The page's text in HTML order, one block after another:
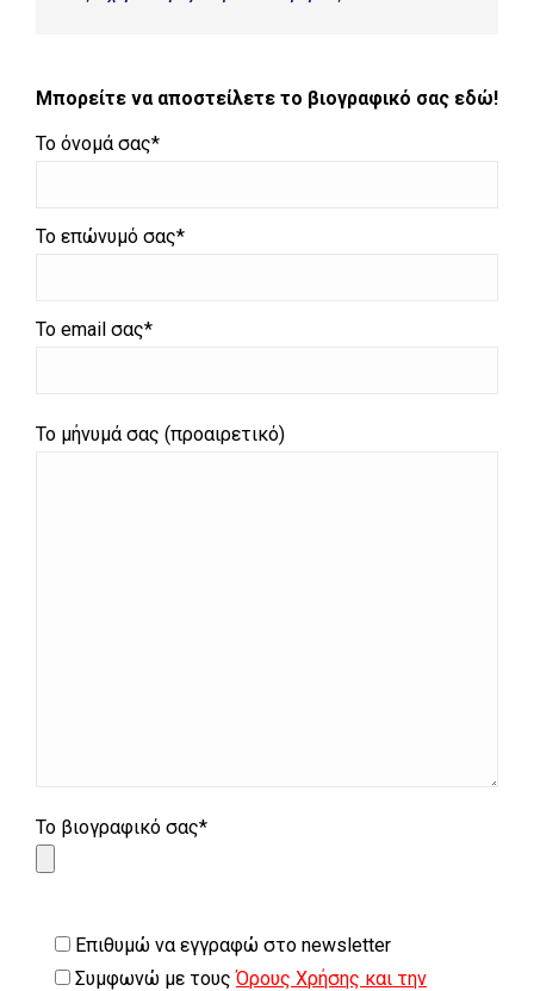
Μπορείτε να αποστείλετε το βιογραφικό σας εδώ!
Το όνομά σας*
Το επώνυμό σας*
Το email σας*
Το μήνυμά σας (προαιρετικό)
Το βιογραφικό σας*
Επιθυμώ να εγγραφώ στο newsletter
Συμφωνώ με τουςΌρους Χρήσης και την